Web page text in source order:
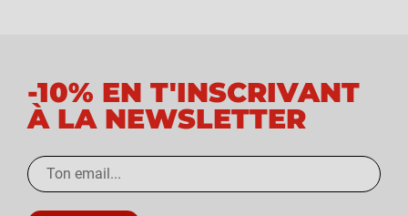
-10% EN T'INSCRIVANT
À LA NEWSLETTER